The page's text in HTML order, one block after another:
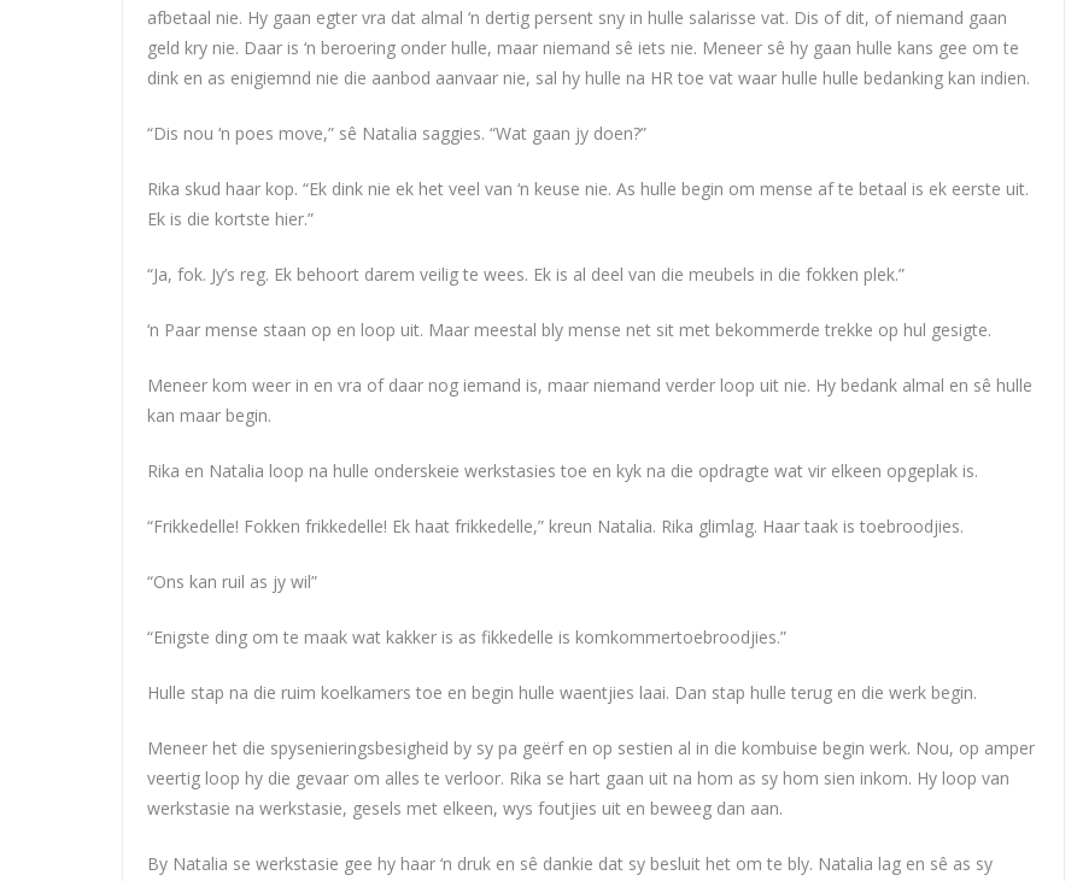
afbetaal nie. Hy gaan egter vra dat almal ‘n dertig persent sny in hulle salarisse vat. Dis of dit, of niemand gaan
geld kry nie. Daar is ‘n beroering onder hulle, maar niemand sê iets nie. Meneer sê hy gaan hulle kans gee om te
dink en as enigiemnd nie die aanbod aanvaar nie, sal hy hulle na HR toe vat waar hulle hulle bedanking kan indien.
“Dis nou ‘n poes move,” sê Natalia saggies. “Wat gaan jy doen?”
Rika skud haar kop. “Ek dink nie ek het veel van ‘n keuse nie. As hulle begin om mense af te betaal is ek eerste uit.
Ek is die kortste hier.”
“Ja, fok. Jy’s reg. Ek behoort darem veilig te wees. Ek is al deel van die meubels in die fokken plek.”
‘n Paar mense staan op en loop uit. Maar meestal bly mense net sit met bekommerde trekke op hul gesigte.
Meneer kom weer in en vra of daar nog iemand is, maar niemand verder loop uit nie. Hy bedank almal en sê hulle
kan maar begin.
Rika en Natalia loop na hulle onderskeie werkstasies toe en kyk na die opdragte wat vir elkeen opgeplak is.
“Frikkedelle! Fokken frikkedelle! Ek haat frikkedelle,” kreun Natalia. Rika glimlag. Haar taak is toebroodjies.
“Ons kan ruil as jy wil”
“Enigste ding om te maak wat kakker is as fikkedelle is komkommertoebroodjies.”
Hulle stap na die ruim koelkamers toe en begin hulle waentjies laai. Dan stap hulle terug en die werk begin.
Meneer het die spysenieringsbesigheid by sy pa geërf en op sestien al in die kombuise begin werk. Nou, op amper
veertig loop hy die gevaar om alles te verloor. Rika se hart gaan uit na hom as sy hom sien inkom. Hy loop van
werkstasie na werkstasie, gesels met elkeen, wys foutjies uit en beweeg dan aan.
By Natalia se werkstasie gee hy haar ‘n druk en sê dankie dat sy besluit het om te bly. Natalia lag en sê as sy